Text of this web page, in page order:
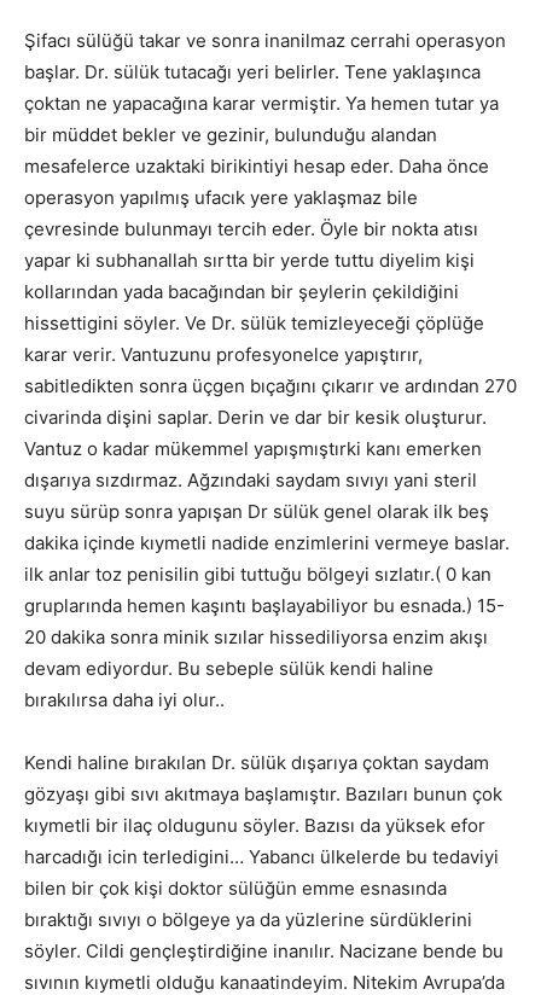
Şifacı sülüğü takar ve sonra inanilmaz cerrahi operasyon
başlar. Dr. sülük tutacağı yeri belirler. Tene yaklaşınca
çoktan ne yapacağına karar vermiştir. Ya hemen tutar ya
bir müddet bekler ve gezinir, bulunduğu alandan
mesafelerce uzaktaki birikintiyi hesap eder. Daha önce
operasyon yapılmış ufacık yere yaklaşmaz bile
çevresinde bulunmayı tercih eder. Öyle bir nokta atısı
yapar ki subhanallah sırtta bir yerde tuttu diyelim kişi
kollarından yada bacağından bir şeylerin çekildiğini
hissettigini söyler. Ve Dr. sülük temizleyeceği çöplüğe
karar verir. Vantuzunu profesyonelce yapıştırır,
sabitledikten sonra üçgen bıçağını çıkarır ve ardından 270
civarinda dişini saplar. Derin ve dar bir kesik oluşturur.
Vantuz o kadar mükemmel yapışmıştırki kanı emerken
dışarıya sızdırmaz. Ağzındaki saydam sıvıyı yani steril
suyu sürüp sonra yapışan Dr sülük genel olarak ilk beş
dakika içinde kıymetli nadide enzimlerini vermeye baslar.
ilk anlar toz penisilin gibi tuttuğu bölgeyi sızlatır.( 0 kan
gruplarında hemen kaşıntı başlayabiliyor bu esnada.) 15-
20 dakika sonra minik sızılar hissediliyorsa enzim akışı
devam ediyordur. Bu sebeple sülük kendi haline
bırakılırsa daha iyi olur..
Kendi haline bırakılan Dr. sülük dışarıya çoktan saydam
gözyaşı gibi sıvı akıtmaya başlamıştır. Bazıları bunun çok
kıymetli bir ilaç oldugunu söyler. Bazısı da yüksek efor
harcadığı icin terledigini… Yabancı ülkelerde bu tedaviyi
bilen bir çok kişi doktor sülüğün emme esnasında
bıraktığı sıvıyı o bölgeye ya da yüzlerine sürdüklerini
söyler. Cildi gençleştirdiğine inanılır. Nacizane bende bu
sıvının kıymetli olduğu kanaatindeyim. Nitekim Avrupa’da